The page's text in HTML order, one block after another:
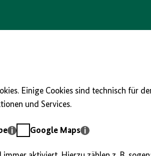
Einige Cookies sind technisch für
und Services.
GoogleGoogle Maps